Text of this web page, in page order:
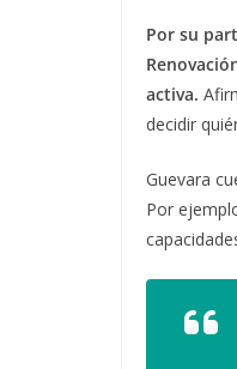
Por su
activa.
decidir
Guevara
Por